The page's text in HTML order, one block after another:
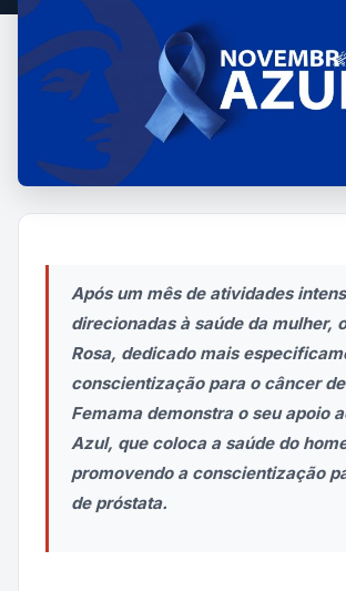
Após um mês de atividades
direcionadas à saúde da mulher,
Rosa, dedicado mais
conscientização para o câncer
Femama demonstra o seu apoio
Azul, que coloca a saúde do
promovendo a conscientização
de próstata.